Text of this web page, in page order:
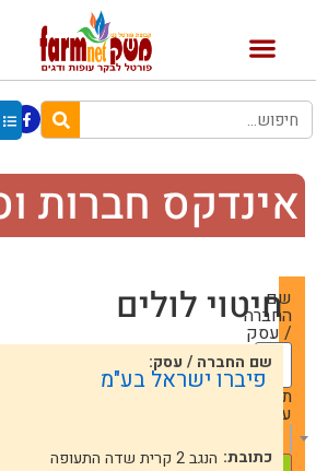
חברות
שם
החברה
/ עסק
תחום
עיסוק
— Choose One —
חיטוי לולים
שם החברה / עסק:
פיברו ישראל בע"מ
כתובת: הנגב 2 קרית שדה התעופה